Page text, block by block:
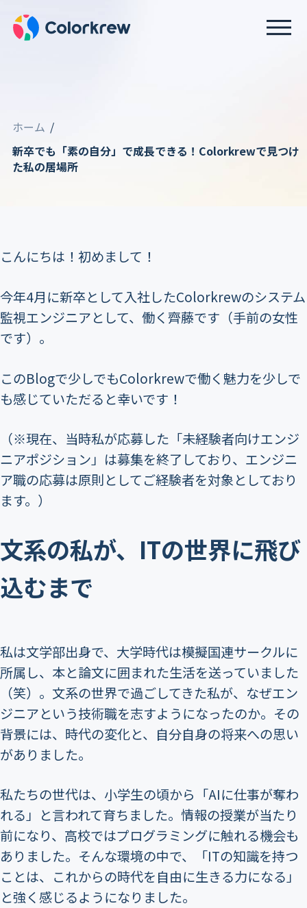
ホーム
新卒でも「素の自分」で成長できる！Colorkrewで見つけ
た私の居場所
こんにちは！初めまして！
今年4月に新卒として入社したColorkrewのシステム
監視エンジニアとして、働く齊藤です（手前の女性
です）。
このBlogで少しでもColorkrewで働く魅力を少しで
も感じていただると幸いです！
（※現在、当時私が応募した「未経験者向けエンジ
ニアポジション」は募集を終了しており、エンジニ
ア職の応募は原則としてご経験者を対象としており
ます。）
文系の私が、ITの世界に飛び
込むまで
私は文学部出身で、大学時代は模擬国連サークルに
所属し、本と論文に囲まれた生活を送っていました
（笑）。文系の世界で過ごしてきた私が、なぜエン
ジニアという技術職を志すようになったのか。その
背景には、時代の変化と、自分自身の将来への思い
がありました。
私たちの世代は、小学生の頃から「AIに仕事が奪わ
れる」と言われて育ちました。情報の授業が当たり
前になり、高校ではプログラミングに触れる機会も
ありました。そんな環境の中で、「ITの知識を持つ
ことは、これからの時代を自由に生きる力になる」
と強く感じるようになりました。